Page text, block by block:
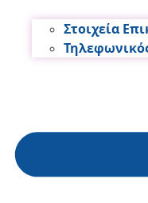
Στοιχεία